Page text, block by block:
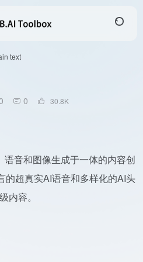
text
0 30.8K
音和图像生成于一体的内容创
的超真实AI语音和多样化的AI头
内容。